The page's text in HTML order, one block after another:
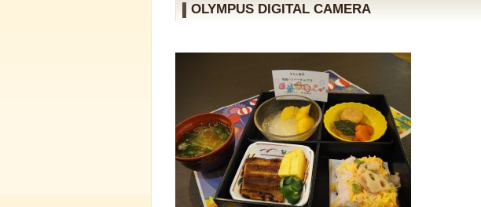
OLYMPUS DIGITAL CAMERA